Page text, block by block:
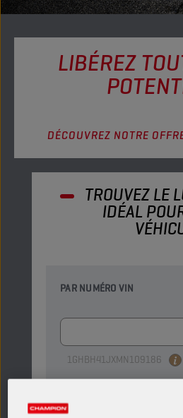
LIBÉREZ
DÉCOUVREZ NOTRE
TROUVEZ LE
IDÉAL
PAR NUMÉRO VIN
1GHBH41JXMN109186